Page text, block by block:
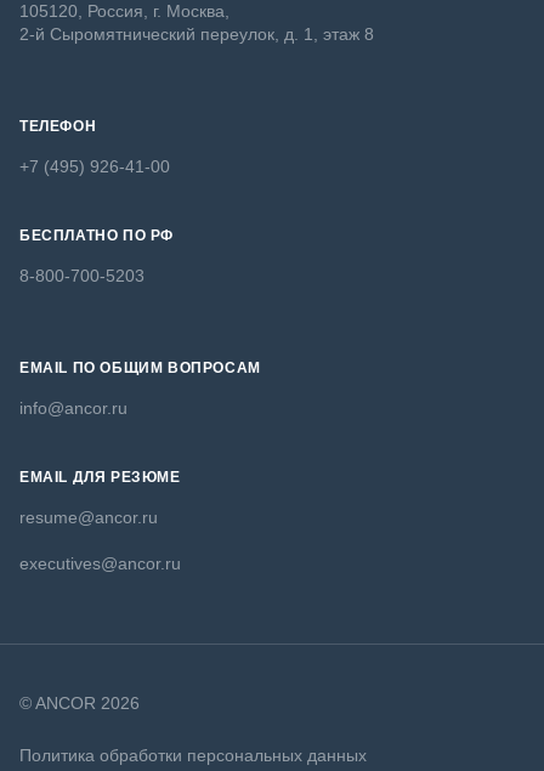
105120, Россия, г. Москва,
2-й Сыромятнический переулок, д. 1, этаж 8
ТЕЛЕФОН
+7 (495) 926-41-00
БЕСПЛАТНО ПО РФ
8-800-700-5203
EMAIL ПО ОБЩИМ ВОПРОСАМ
info@ancor.ru
EMAIL ДЛЯ РЕЗЮМЕ
resume@ancor.ru
executives@ancor.ru
© ANCOR 2026
Политика обработки персональных данных